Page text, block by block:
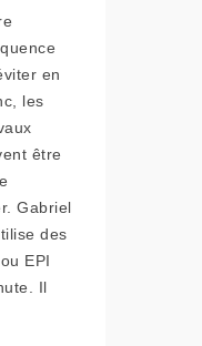
en
les
être
Gabriel
des
EPI
Il